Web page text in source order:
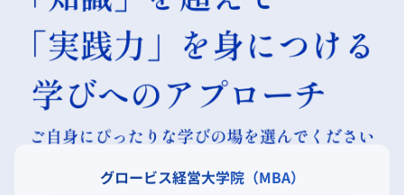
グロービス経営大学院（MBA）